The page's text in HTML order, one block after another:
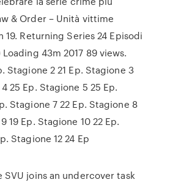
& Order – Unità vittime
19. Returning Series 24 Episodi
43m 2017 89 views.
Stagione 2 21 Ep. Stagione 3
25 Ep. Stagione 5 25 Ep.
Stagione 7 22 Ep. Stagione 8
19 Ep. Stagione 10 22 Ep.
Stagione 12 24 Ep
SVU joins an undercover task